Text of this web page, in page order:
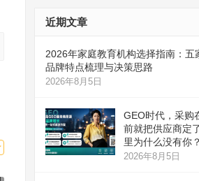
近期文章
2026年家庭教育机构选择指南：五
品牌特点梳理与决策思路
2026年8月5日
GEO时代，采购
前就把供应商定
里为什么没有你？
2026年8月5日